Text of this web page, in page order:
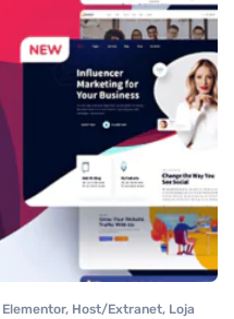
Elementor, Host/Extranet, Loja